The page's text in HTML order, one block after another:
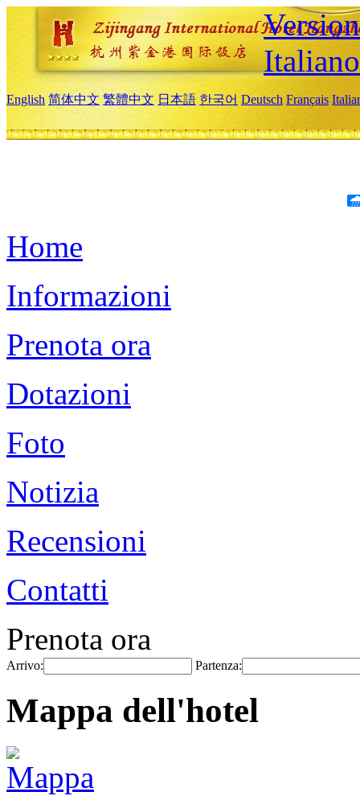
Italiano
English 简体中文 繁體中文 日本語 한국어 Deutsch Français
Home
Informazioni
Prenota ora
Dotazioni
Foto
Notizia
Recensioni
Contatti
Prenota ora
Arrivo: Partenza:
Mappa dell'hotel